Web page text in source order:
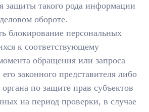
защиты такого рода информации
обороте.
блокирование персональных
к соответствующему
обращения или запроса
законного представителя либо
по защите прав субъектов
на период проверки, в случае